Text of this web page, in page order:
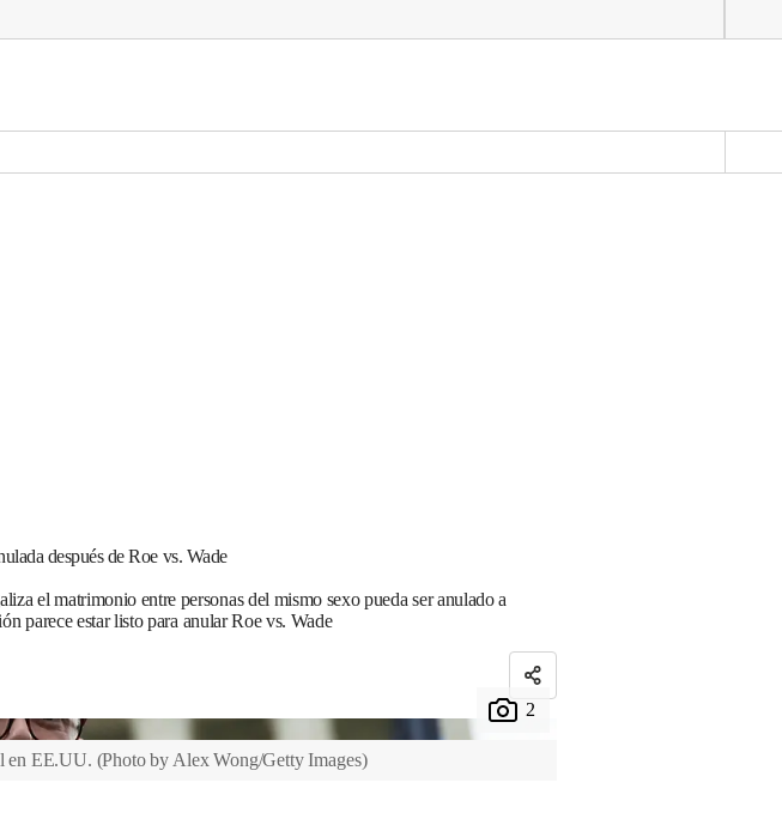
después de Roe vs. Wade
el matrimonio entre personas del mismo sexo pueda ser anulado a
parece estar listo para anular Roe vs. Wade
en EE.UU. (Photo by Alex Wong/Getty Images)